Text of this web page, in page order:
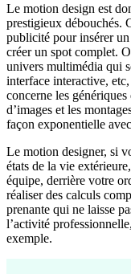
Le motion design est
prestigieux débouchés.
publicité pour insérer
créer un spot complet.
univers multimédia qui
interface interactive,
concerne les
d’images et les
façon exponentielle
Le motion designer, si
états de la vie
équipe, derrière votre
réaliser des calculs
prenante qui ne laisse
l’activité
exemple.